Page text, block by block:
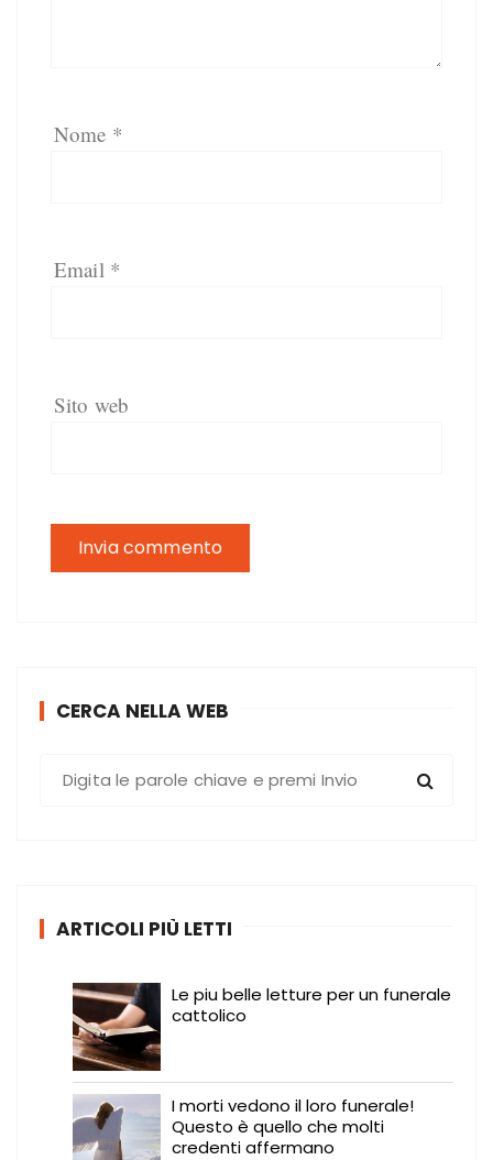
Nome *
Email *
Sito web
CERCA NELLA WEB
ARTICOLI PIÙ LETTI
Le piu belle letture per un funerale
cattolico
I morti vedono il loro funerale!
Questo è quello che molti
credenti affermano